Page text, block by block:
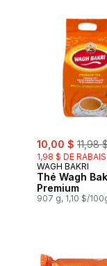
sale:
10,00 $ ,11,98
1,98 $ DE RABAIS
WAGH BAKRI
Thé Wagh
Premium
907 g, 1,10 $/